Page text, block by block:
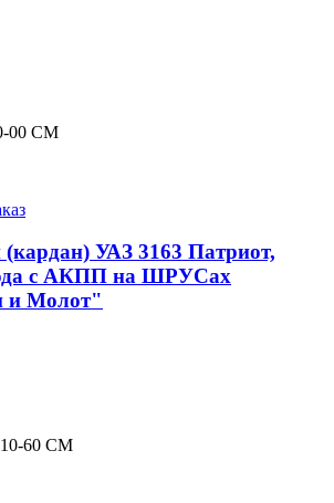
00 СМ
УАЗ 3163 Патриот,
с АКПП на ШРУСах
и Молот"
60 СМ